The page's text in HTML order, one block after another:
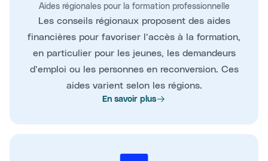
Aides régionales pour la formation professionnelle
Les conseils régionaux proposent des aides
financières pour favoriser l’accès à la formation,
en particulier pour les jeunes, les demandeurs
d’emploi ou les personnes en reconversion. Ces
aides varient selon les régions.
En savoir plus